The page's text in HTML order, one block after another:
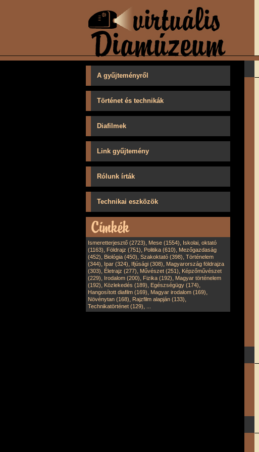
A gyűjteményről
Történet és technikák
Diafilmek
Link gyűjtemény
Rólunk írták
Technikai eszközök
Ismeretterjesztő (2723), Mese (1554), Iskolai, oktató
(1163), Földrajz (751), Politika (610), Mezőgazdaság
(452), Biológia (450), Szakoktató (398), Történelem
(344), Ipar (324), Ifjúsági (308), Magyarország földrajza
(303), Életrajz (277), Művészet (251), Képzőművészet
(229), Irodalom (200), Fizika (192), Magyar történelem
(192), Közlekedés (189), Egészségügy (174),
Hangosított diafilm (169), Magyar irodalom (169),
Növénytan (168), Rajzfilm alapján (133),
Technikatörténet (129),